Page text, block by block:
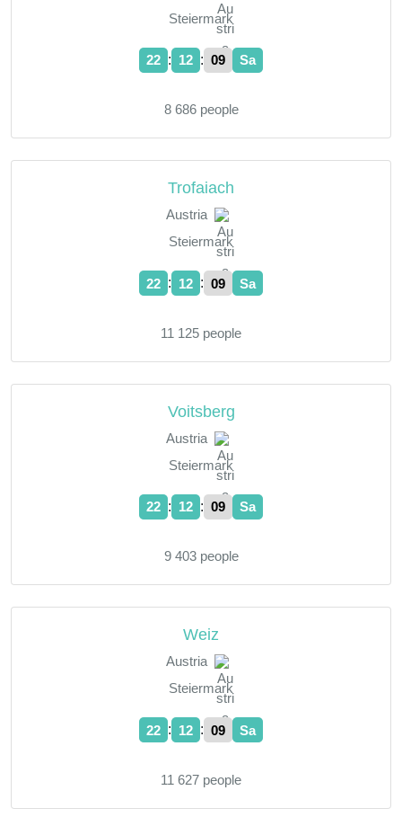
Steiermark
22 : 12 : 10 Sa
8 686 people
Trofaiach
Austria
Steiermark
22 : 12 : 10 Sa
11 125 people
Voitsberg
Austria
Steiermark
22 : 12 : 10 Sa
9 403 people
Weiz
Austria
Steiermark
22 : 12 : 10 Sa
11 627 people